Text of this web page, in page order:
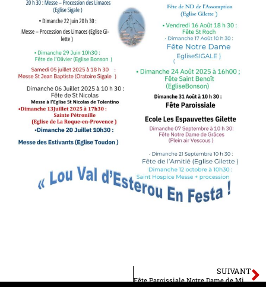
SUIVANT
Fête Paroissiale Notre Dame de Miséricorde